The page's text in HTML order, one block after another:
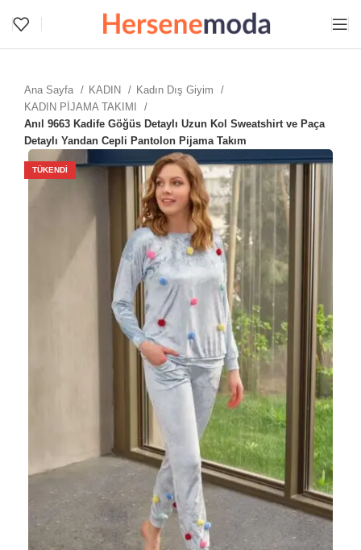
Ana Sayfa KADIN
Kadın Dış Giyim
KADIN PİJAMA TAKIMI
Anıl 9663 Kadife Göğüs Detaylı Uzun Kol Sweatshirt ve Paça
Detaylı Yandan Cepli Pantolon Pijama Takım
TÜKENDI